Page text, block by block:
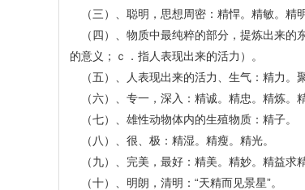
（三）、聪明，思想周密：精悍。精敏。精明
（四）、物质中最纯粹的部分，提炼出来
的意义；ｃ．指人表现出来的活力）。
（五）、人表现出来的活力、生气：精力。
（六）、专一，深入：精诚。精忠。精炼。
（七）、雄性动物体内的生殖物质：精子。
（八）、很、极：精湿。精瘦。精光。
（九）、完美，最好：精美。精妙。精益求精
（十）、明朗，清明：“天精而见景星”。